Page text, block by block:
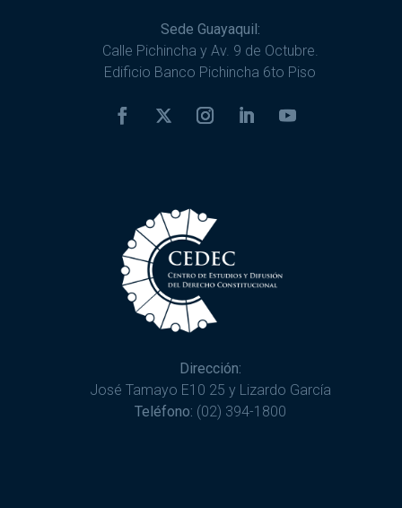
Sede Guayaquil:
Calle Pichincha y Av. 9 de Octubre.
Edificio Banco Pichincha 6to Piso
Dirección:
José Tamayo E10 25 y Lizardo García
Teléfono: (02) 394-1800